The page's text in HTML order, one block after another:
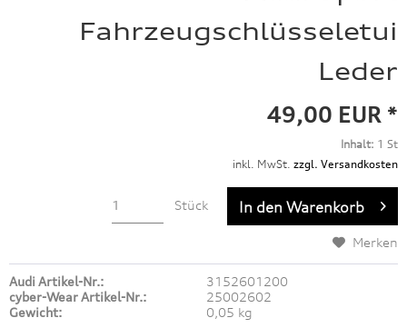
Fahrzeugschlüsseletui
Leder
49,00 EUR *
Inhalt: 1 St
inkl. MwSt. zzgl. Versandkosten
Stück In den Warenkorb
Merken
Audi Artikel-Nr.:
3152601200
cyber-Wear Artikel-Nr.:
25002602
Gewicht:
0,05 kg